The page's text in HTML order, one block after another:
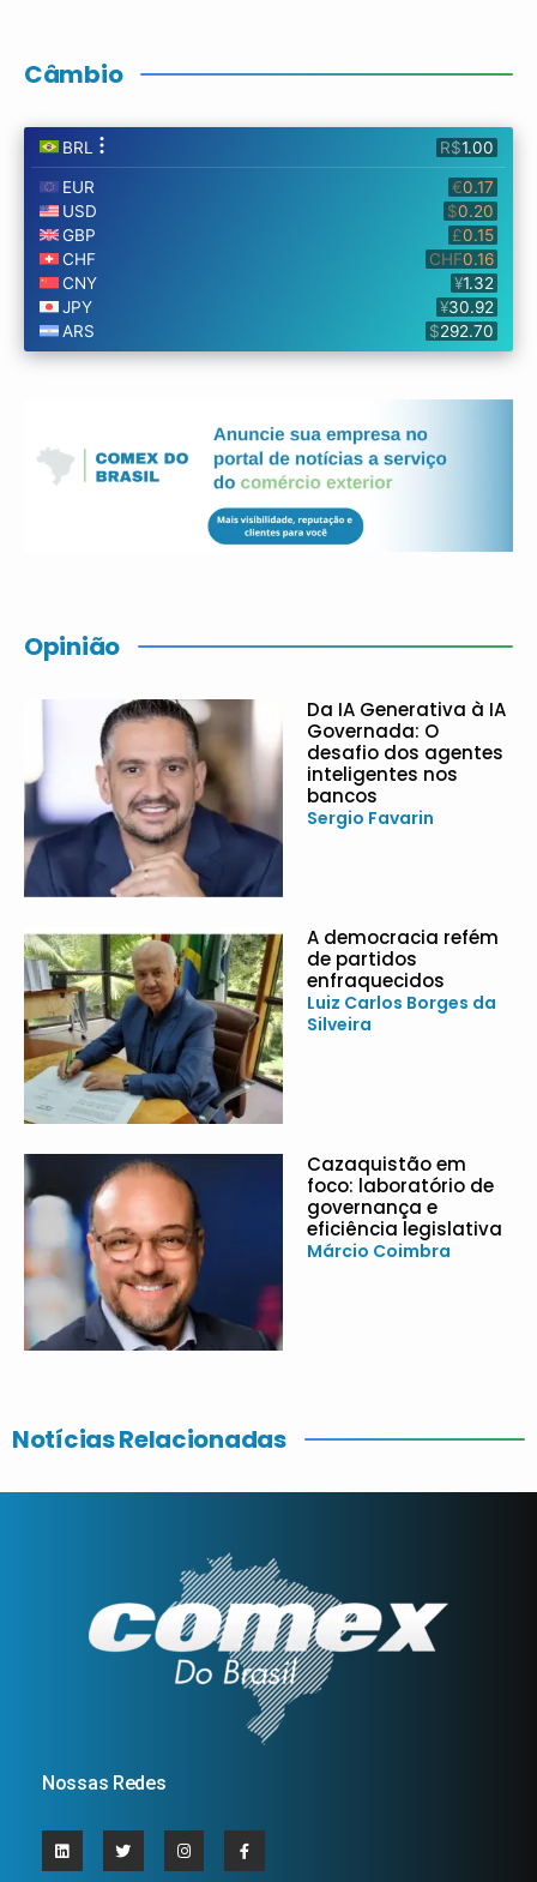
Câmbio
Opinião
Da IA Generativa à IA
Governada: O
desafio dos agentes
inteligentes nos
bancos
Sergio Favarin
A democracia refém
de partidos
enfraquecidos
Luiz Carlos Borges da
Silveira
Cazaquistão em
foco: laboratório de
governança e
eficiência legislativa
Márcio Coimbra
Notícias Relacionadas
Nossas Redes